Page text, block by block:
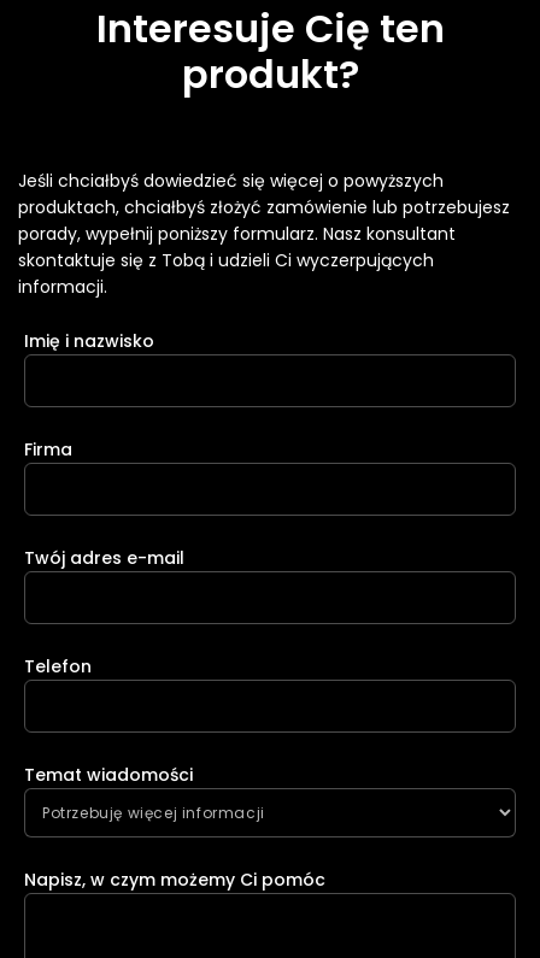
Interesuje Cię ten
produkt?
Jeśli chciałbyś dowiedzieć się więcej o powyższych
produktach, chciałbyś złożyć zamówienie lub potrzebujesz
porady, wypełnij poniższy formularz. Nasz konsultant
skontaktuje się z Tobą i udzieli Ci wyczerpujących
informacji.
Imię i nazwisko
Firma
Twój adres e-mail
Telefon
Temat wiadomości
Napisz, w czym możemy Ci pomóc